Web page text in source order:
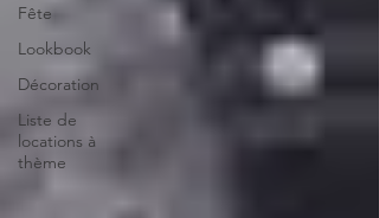
Fête
Lookbook
Décoration
Liste de
locations à
thème